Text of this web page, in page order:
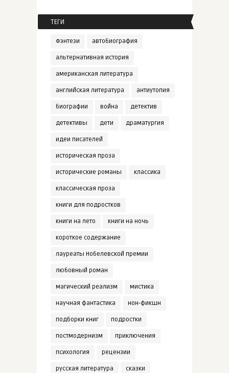
ТЕГИ
Фэнтези автобиография
альтернативная история
американская литература
английская литература антиутопия
биографии война детектив
детективы дети драматургия
идеи писателей
историческая проза
исторические романы классика
классическая проза
книги для подростков
книги на лето книги на ночь
короткое содержание
лауреаты Нобелевской премии
любовный роман
магический реализм мистика
научная фантастика нон-фикшн
подборки книг подростки
постмодернизм приключения
психология рецензии
русская литература сказки